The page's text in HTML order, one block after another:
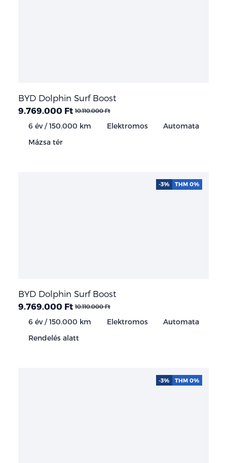
BYD Dolphin Surf Boost
9.769.000 Ft 10.110.000 Ft
6 év / 150.000 km Elektromos
Automata
Mázsa tér
BYD Dolphin Surf Boost
9.769.000 Ft 10.110.000 Ft
6 év / 150.000 km Elektromos
Automata
Rendelés alatt
-3% THM 0%
-3% THM 0%